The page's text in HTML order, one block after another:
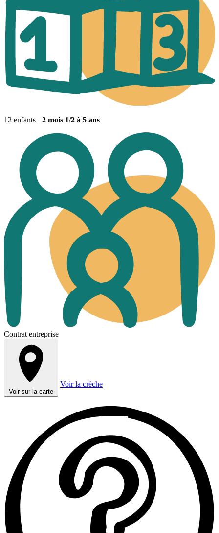
12 enfants - 2 mois 1/2 à 5 ans
Contrat entreprise
Voir sur la carte
Voir la crèche